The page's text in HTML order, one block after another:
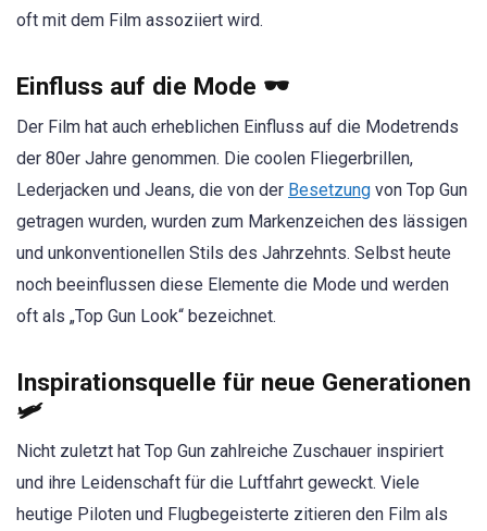
oft mit dem Film assoziiert wird.
Einfluss auf die Mode 🕶️
Der Film hat auch erheblichen Einfluss auf die Modetrends
der 80er Jahre genommen. Die coolen Fliegerbrillen,
Lederjacken und Jeans, die von der Besetzung von Top Gun
getragen wurden, wurden zum Markenzeichen des lässigen
und unkonventionellen Stils des Jahrzehnts. Selbst heute
noch beeinflussen diese Elemente die Mode und werden
oft als „Top Gun Look“ bezeichnet.
Inspirationsquelle für neue Generationen
🛩️
Nicht zuletzt hat Top Gun zahlreiche Zuschauer inspiriert
und ihre Leidenschaft für die Luftfahrt geweckt. Viele
heutige Piloten und Flugbegeisterte zitieren den Film als